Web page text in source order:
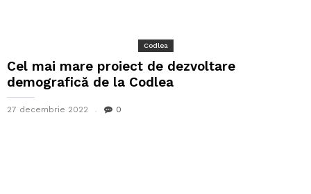
Codlea
Cel mai mare proiect de dezvoltare
demografică de la Codlea
27 decembrie 2022 0